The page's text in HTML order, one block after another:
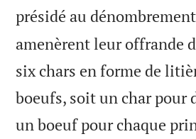
présidé au
amenèrent leur offrande
six chars en forme de
boeufs, soit un char pour
un boeuf pour chaque